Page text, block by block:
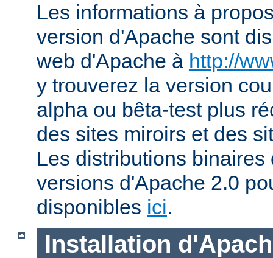
Les informations à
version d'Apache sont
web d'Apache à http://
y trouverez la version
alpha ou bêta-test plus
des sites miroirs et des
Les distributions binaires
versions d'Apache 2.0
disponibles ici.
Installation